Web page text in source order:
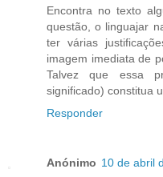
Encontra no texto
questão, o linguajar
ter várias
imagem imediata de
Talvez que essa
significado) constitua
Responder
Anónimo 10 de abril